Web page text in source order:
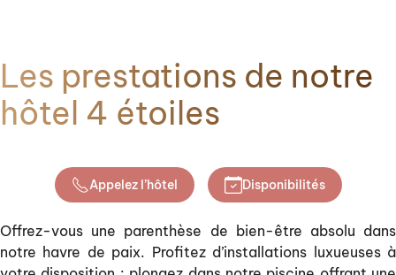
Les prestations de notre
hôtel 4 étoiles
Appelez l’hôtel Disponibilités
Offrez-vous une parenthèse de bien-être absolu dans
notre havre de paix. Profitez d’installations luxueuses à